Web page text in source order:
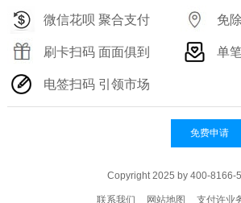
微信花呗 聚合支付 免
刷卡扫码 面面俱到 单
电签扫码 引领市场
免费申请
Copyright 2025 by 400-8166-
联系我们 网站地图 支付许业